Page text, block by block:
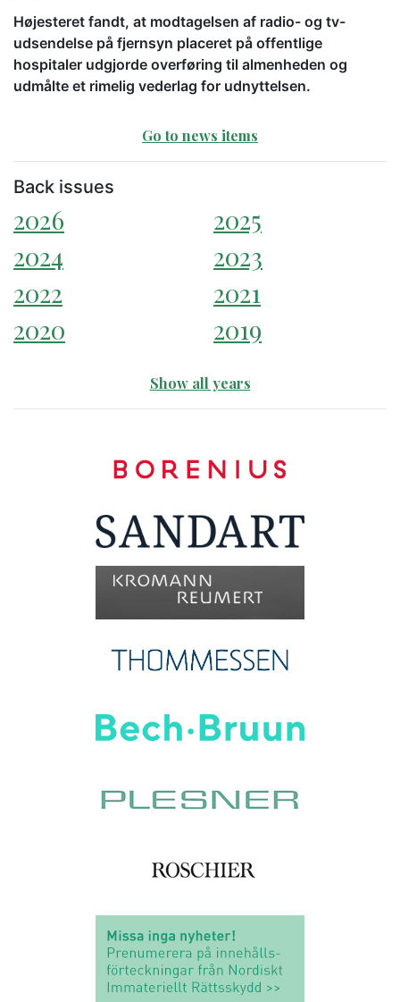
Højesteret fandt, at modtagelsen af radio- og tv-
udsendelse på fjernsyn placeret på offentlige
hospitaler udgjorde overføring til almenheden og
udmålte et rimelig vederlag for udnyttelsen.
Go to news items
Back issues
2026
2025
2024
2023
2022
2021
2020
2019
Show all years